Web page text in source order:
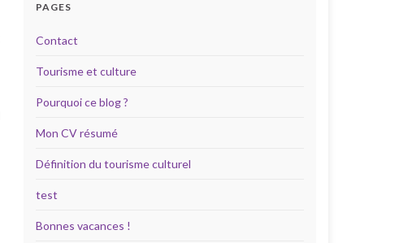
PAGES
Contact
Tourisme et culture
Pourquoi ce blog ?
Mon CV résumé
Définition du tourisme culturel
test
Bonnes vacances !